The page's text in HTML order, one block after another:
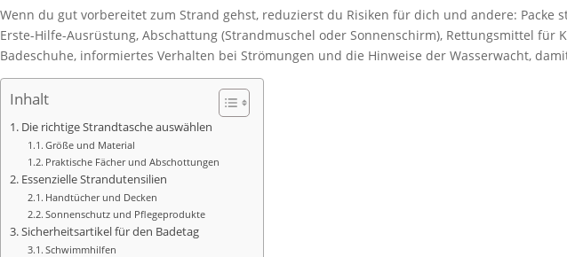
Wenn du gut vorbereitet zum Strand gehst, reduzierst du Risiken für dich und andere: Packe
Erste-Hilfe-Ausrüstung, Abschattung (Strandmuschel oder Sonnenschirm), Rettungsmittel
Badeschuhe, informiertes Verhalten bei Strömungen und die Hinweise der Wasserwacht,
Inhalt
Die richtige Strandtasche auswählen
Größe und Material
Praktische Fächer und Abschottungen
Essenzielle Strandutensilien
Handtücher und Decken
Sonnenschutz und Pflegeprodukte
Sicherheitsartikel für den Badetag
Schwimmhilfen